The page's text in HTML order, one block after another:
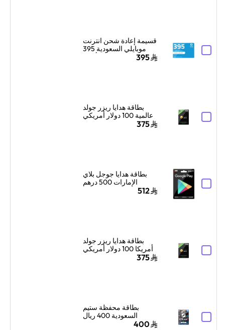
قسيمة إعادة شحن انترنت
موبايلي السعودية 395
395
بطاقة هدايا ريزر جولد
عالمية 100 دولار أمريكي
إرسال الكود الرقمي375
بطاقة هدايا جوجل بلاي
الإمارات 500 درهم
إماراتي إرسال الكود512
بطاقة هدايا ريزر جولد
أمريكا 100 دولار أمريكي
إرسال الكود الرقمي375
بطاقة محفظة ستيم
السعودية 400 ريال
سعودي إرسال الكود400